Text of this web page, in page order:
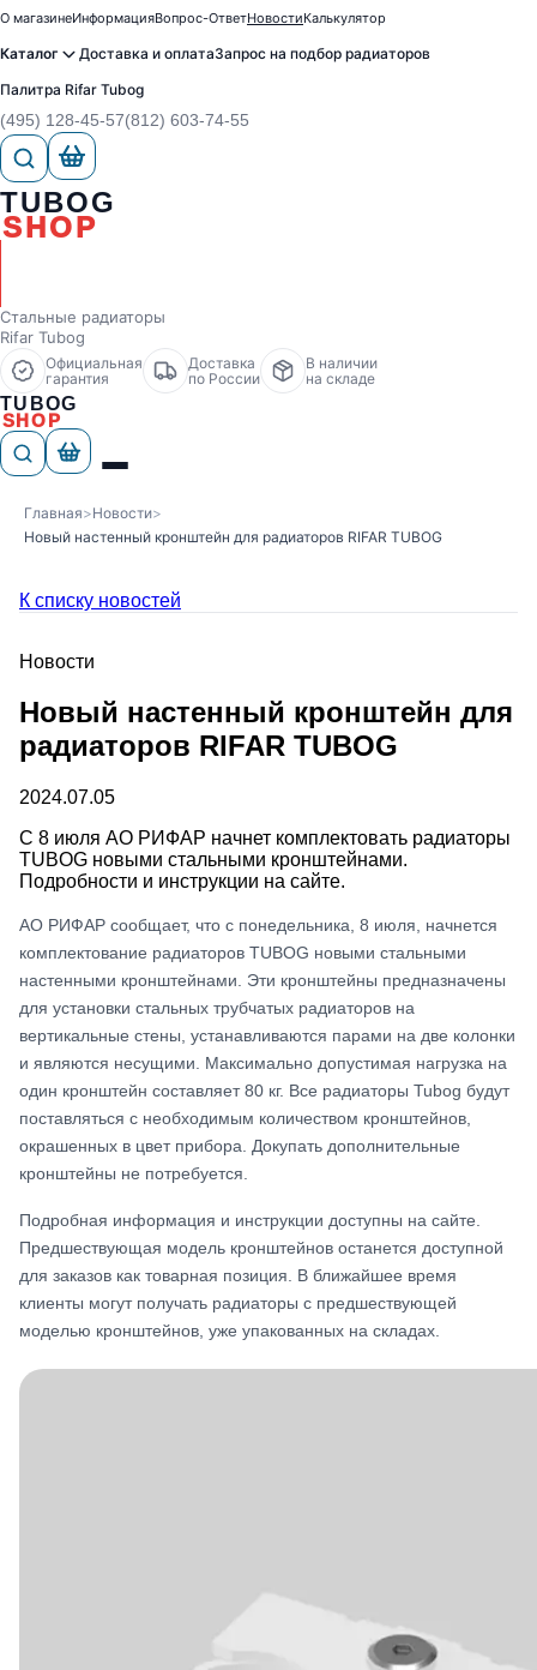
О магазинеИнформацияВопрос-ОтветНовостиКалькулятор
Каталог Доставка и оплатаЗапрос на подбор радиаторов
Палитра Rifar Tubog
(495) 128-45-57(812) 603-74-55
TUBOG
SHOP
Стальные радиаторы
Rifar Tubog
Официальная
гарантия
Доставка
по России
В наличии
на складе
TUBOG
SHOP
Главная>Новости>
Новый настенный кронштейн для радиаторов RIFAR TUBOG
К списку новостей
Новости
Новый настенный кронштейн для
радиаторов RIFAR TUBOG
2024.07.05
С 8 июля АО РИФАР начнет комплектовать радиаторы
TUBOG новыми стальными кронштейнами.
Подробности и инструкции на сайте.
АО РИФАР сообщает, что с понедельника, 8 июля, начнется
комплектование радиаторов TUBOG новыми стальными
настенными кронштейнами. Эти кронштейны предназначены
для установки стальных трубчатых радиаторов на
вертикальные стены, устанавливаются парами на две колонки
и являются несущими. Максимально допустимая нагрузка на
один кронштейн составляет 80 кг. Все радиаторы Tubog будут
поставляться с необходимым количеством кронштейнов,
окрашенных в цвет прибора. Докупать дополнительные
кронштейны не потребуется.
Подробная информация и инструкции доступны на сайте.
Предшествующая модель кронштейнов останется доступной
для заказов как товарная позиция. В ближайшее время
клиенты могут получать радиаторы с предшествующей
моделью кронштейнов, уже упакованных на складах.